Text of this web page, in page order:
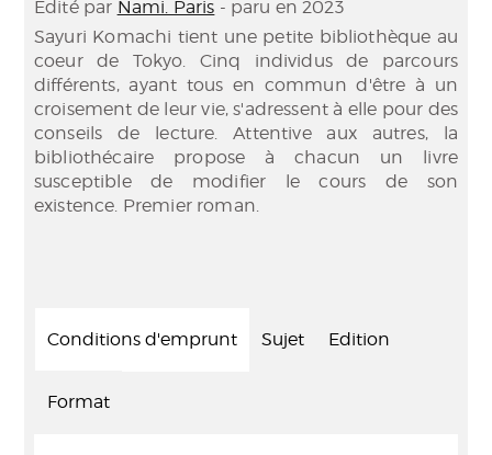
Edité par Nami. Paris - paru en 2023
Sayuri Komachi tient une petite bibliothèque au
coeur de Tokyo. Cinq individus de parcours
différents, ayant tous en commun d'être à un
croisement de leur vie, s'adressent à elle pour des
conseils de lecture. Attentive aux autres, la
bibliothécaire propose à chacun un livre
susceptible de modifier le cours de son
existence. Premier roman.
Conditions d'emprunt Sujet Edition
Format